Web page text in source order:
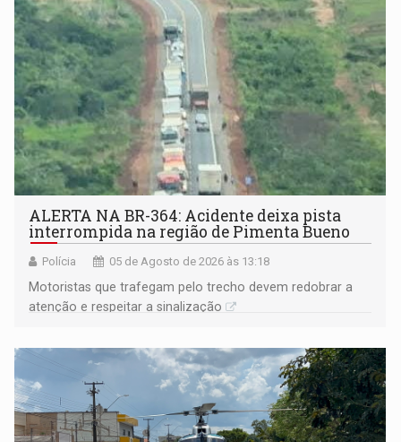
ALERTA NA BR-364: Acidente deixa pista
interrompida na região de Pimenta Bueno
Polícia 05 de Agosto de 2026 às 13:18
​Motoristas que trafegam pelo trecho devem redobrar a
atenção e respeitar a sinalização